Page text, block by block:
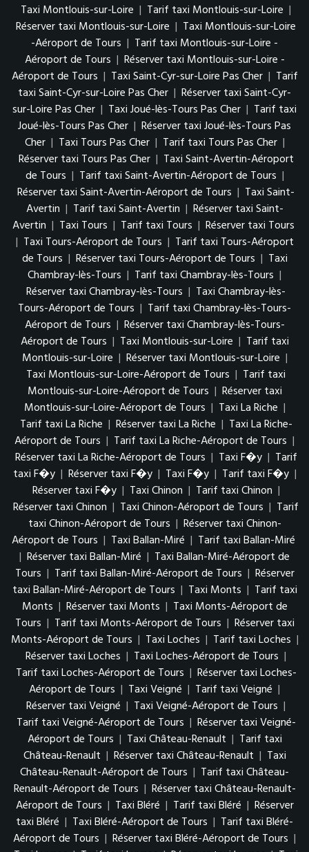
Taxi Montlouis-sur-Loire | Tarif taxi Montlouis-sur-Loire |
Réserver taxi Montlouis-sur-Loire | Taxi Montlouis-sur-Loire
-Aéroport de Tours | Tarif taxi Montlouis-sur-Loire -
Aéroport de Tours | Réserver taxi Montlouis-sur-Loire -
Aéroport de Tours | Taxi Saint-Cyr-sur-Loire Pas Cher | Tarif
taxi Saint-Cyr-sur-Loire Pas Cher | Réserver taxi Saint-Cyr-
sur-Loire Pas Cher | Taxi Joué-lès-Tours Pas Cher | Tarif taxi
Joué-lès-Tours Pas Cher | Réserver taxi Joué-lès-Tours Pas
Cher | Taxi Tours Pas Cher | Tarif taxi Tours Pas Cher |
Réserver taxi Tours Pas Cher | Taxi Saint-Avertin-Aéroport
de Tours | Tarif taxi Saint-Avertin-Aéroport de Tours |
Réserver taxi Saint-Avertin-Aéroport de Tours | Taxi Saint-
Avertin | Tarif taxi Saint-Avertin | Réserver taxi Saint-
Avertin | Taxi Tours | Tarif taxi Tours | Réserver taxi Tours
| Taxi Tours-Aéroport de Tours | Tarif taxi Tours-Aéroport
de Tours | Réserver taxi Tours-Aéroport de Tours | Taxi
Chambray-lès-Tours | Tarif taxi Chambray-lès-Tours |
Réserver taxi Chambray-lès-Tours | Taxi Chambray-lès-
Tours-Aéroport de Tours | Tarif taxi Chambray-lès-Tours-
Aéroport de Tours | Réserver taxi Chambray-lès-Tours-
Aéroport de Tours | Taxi Montlouis-sur-Loire | Tarif taxi
Montlouis-sur-Loire | Réserver taxi Montlouis-sur-Loire |
Taxi Montlouis-sur-Loire-Aéroport de Tours | Tarif taxi
Montlouis-sur-Loire-Aéroport de Tours | Réserver taxi
Montlouis-sur-Loire-Aéroport de Tours | Taxi La Riche |
Tarif taxi La Riche | Réserver taxi La Riche | Taxi La Riche-
Aéroport de Tours | Tarif taxi La Riche-Aéroport de Tours |
Réserver taxi La Riche-Aéroport de Tours | Taxi F�y | Tarif
taxi F�y | Réserver taxi F�y | Taxi F�y | Tarif taxi F�y |
Réserver taxi F�y | Taxi Chinon | Tarif taxi Chinon |
Réserver taxi Chinon | Taxi Chinon-Aéroport de Tours | Tarif
taxi Chinon-Aéroport de Tours | Réserver taxi Chinon-
Aéroport de Tours | Taxi Ballan-Miré | Tarif taxi Ballan-Miré
| Réserver taxi Ballan-Miré | Taxi Ballan-Miré-Aéroport de
Tours | Tarif taxi Ballan-Miré-Aéroport de Tours | Réserver
taxi Ballan-Miré-Aéroport de Tours | Taxi Monts | Tarif taxi
Monts | Réserver taxi Monts | Taxi Monts-Aéroport de
Tours | Tarif taxi Monts-Aéroport de Tours | Réserver taxi
Monts-Aéroport de Tours | Taxi Loches | Tarif taxi Loches |
Réserver taxi Loches | Taxi Loches-Aéroport de Tours |
Tarif taxi Loches-Aéroport de Tours | Réserver taxi Loches-
Aéroport de Tours | Taxi Veigné | Tarif taxi Veigné |
Réserver taxi Veigné | Taxi Veigné-Aéroport de Tours |
Tarif taxi Veigné-Aéroport de Tours | Réserver taxi Veigné-
Aéroport de Tours | Taxi Château-Renault | Tarif taxi
Château-Renault | Réserver taxi Château-Renault | Taxi
Château-Renault-Aéroport de Tours | Tarif taxi Château-
Renault-Aéroport de Tours | Réserver taxi Château-Renault-
Aéroport de Tours | Taxi Bléré | Tarif taxi Bléré | Réserver
taxi Bléré | Taxi Bléré-Aéroport de Tours | Tarif taxi Bléré-
Aéroport de Tours | Réserver taxi Bléré-Aéroport de Tours |